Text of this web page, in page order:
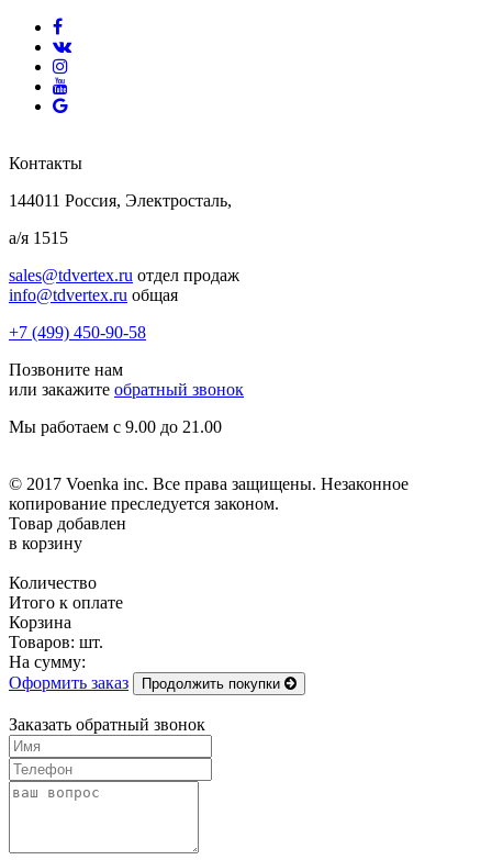
Контакты
144011 Россия, Электросталь,
а/я 1515
sales@tdvertex.ru отдел продаж
info@tdvertex.ru общая
+7 (499) 450-90-58
Позвоните нам
или закажите обратный звонок
Мы работаем с 9.00 до 21.00
© 2017 Voenka inc. Все права защищены. Незаконное
копирование преследуется законом.
Товар добавлен
в корзину
Количество
Итого к оплате
Корзина
Товаров: шт.
На сумму:
Оформить заказ
Продолжить покупки
Заказать обратный звонок